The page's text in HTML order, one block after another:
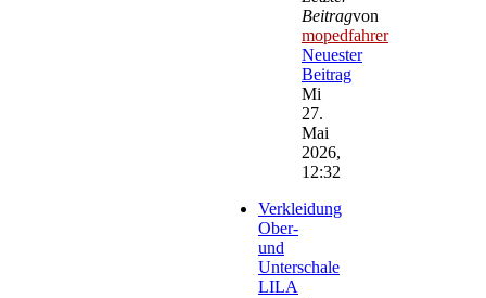
Beitragvon
mopedfahrer
Neuester
Beitrag
Mi
27.
Mai
2026,
12:32
Verkleidung
Ober-
und
Unterschale
LILA